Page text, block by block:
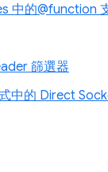
中的@function
篩選器
中的 Direct